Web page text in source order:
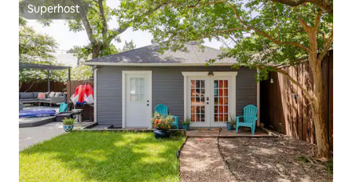
Superhost
Superhost